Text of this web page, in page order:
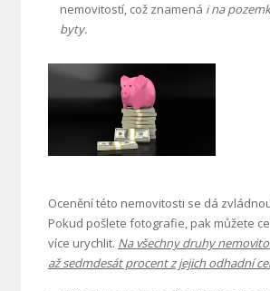
nemovitostí, což znamená i na
byty.
Ocenění této nemovitosti se dá
Pokud pošlete fotografie, pak můžete
více urychlit. Na všechny druhy
až sedmdesát procent z jejich odhadní